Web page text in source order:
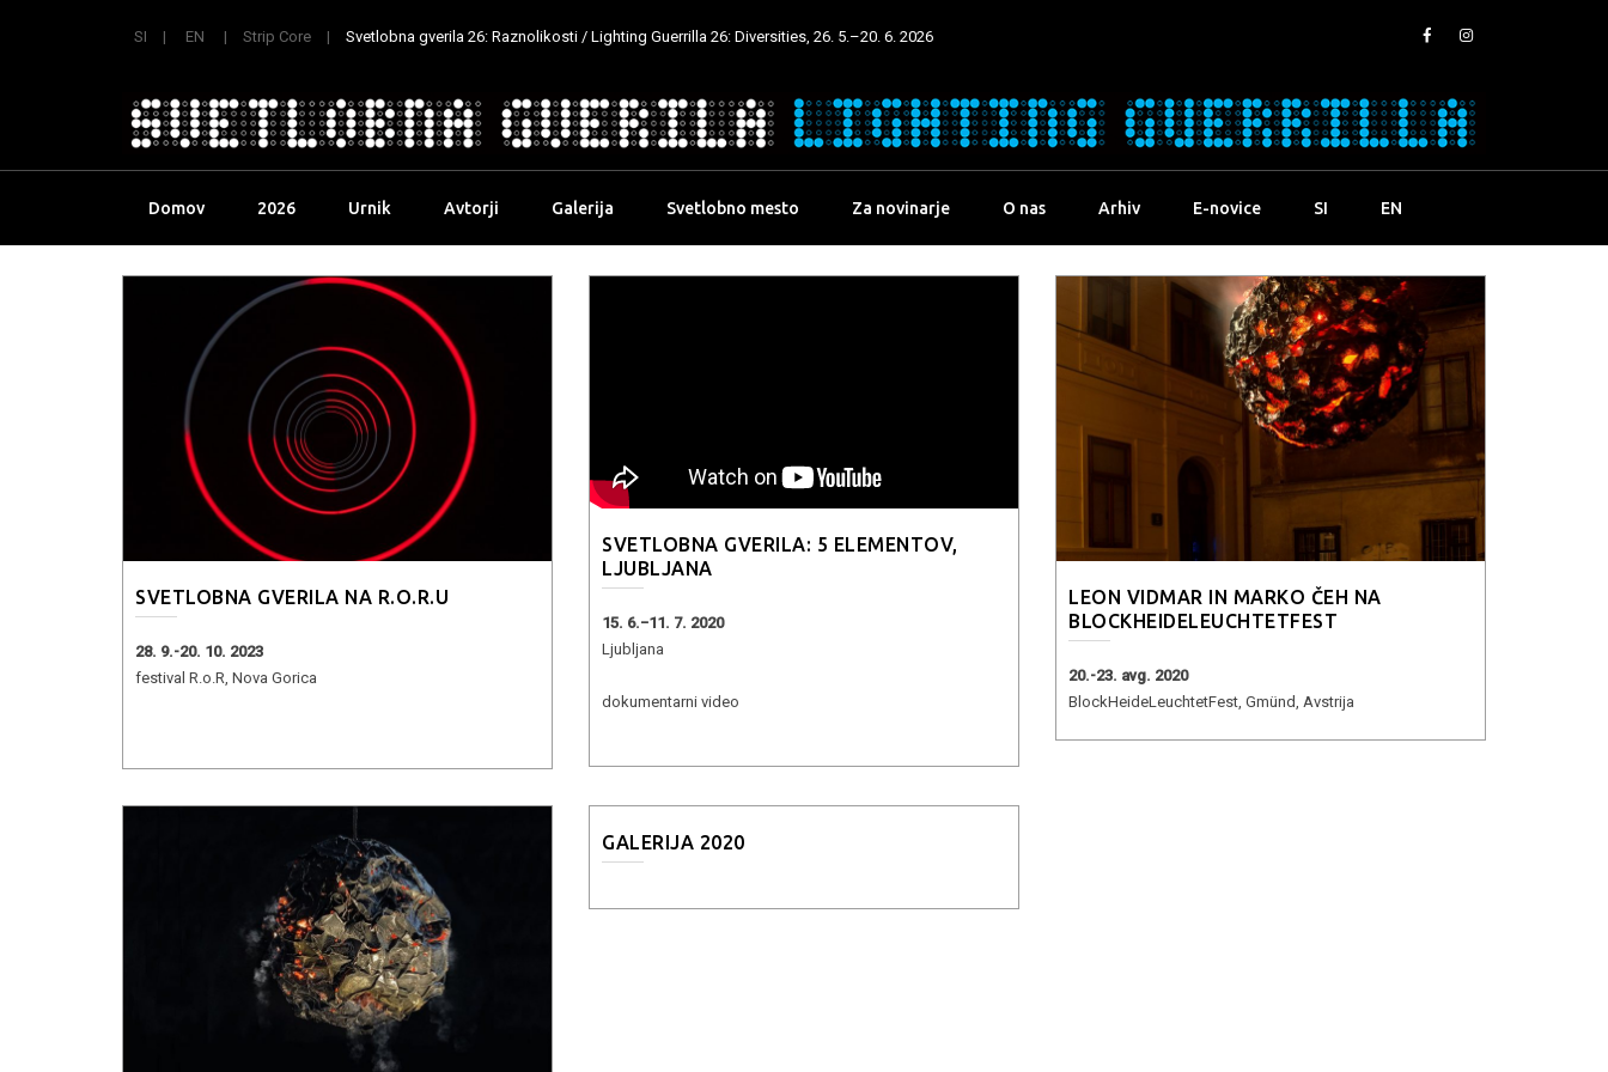
SI EN Strip Core Svetlobna gverila 26: Raznolikosti / Lighting Guerrilla 26: Diversities, 26. 5.–20. 6. 2026
Domov 2026 Urnik Avtorji Galerija Svetlobno mesto Za novinarje O nas Arhiv E-novice SI EN
SVETLOBNA GVERILA NA R.O.R.U
28. 9.-20. 10. 2023
festival R.o.R, Nova Gorica
SVETLOBNA GVERILA: 5 ELEMENTOV,
LJUBLJANA
15. 6.−11. 7. 2020
Ljubljana
dokumentarni video
LEON VIDMAR IN MARKO ČEH NA
BLOCKHEIDELEUCHTETFEST
20.-23. avg. 2020
BlockHeideLeuchtetFest, Gmünd, Avstrija
GALERIJA 2020